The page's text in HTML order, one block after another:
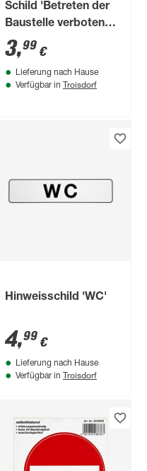
Schild 'Betreten der
Baustelle verboten!'
15 x 25 cm
3,99 €
Lieferung nach Hause
Verfügbar in Troisdorf
Hinweisschild 'WC'
4,99 €
Lieferung nach Hause
Verfügbar in Troisdorf